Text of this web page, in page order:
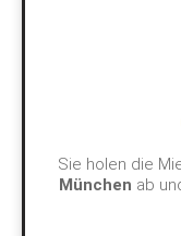
Sie holen die
München ab